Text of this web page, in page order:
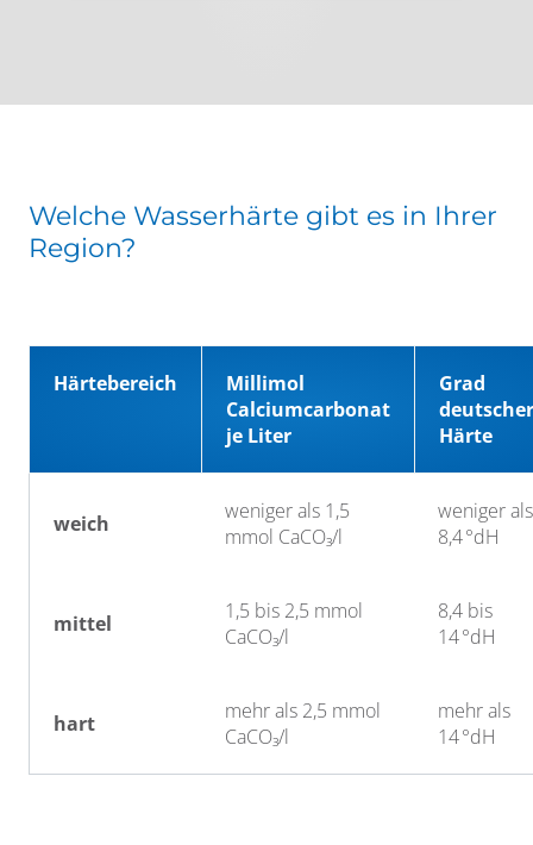
Welche Wasserhärte gibt es in Ihrer
Region?
Härtebereich
Millimol
Calciumcarbonat
je Liter
Grad
deutscher
Härte
weich
weniger als 1,5
mmol CaCO₃/l
weniger als
8,4 °dH
mittel
1,5 bis 2,5 mmol
CaCO₃/l
8,4 bis
14 °dH
hart
mehr als 2,5 mmol
CaCO₃/l
mehr als
14 °dH